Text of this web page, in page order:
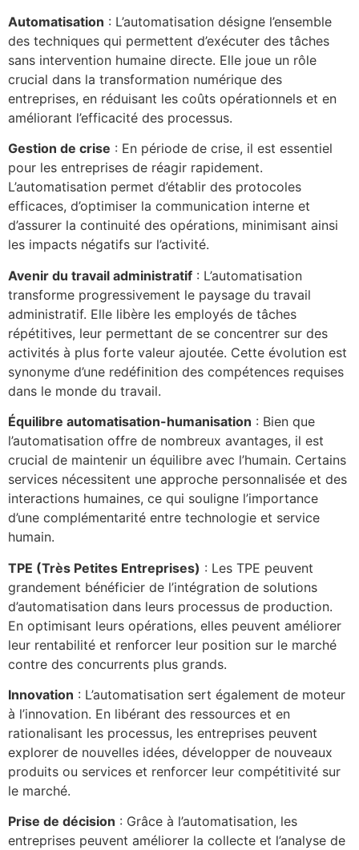
Automatisation : L’automatisation désigne l’ensemble
des techniques qui permettent d’exécuter des tâches
sans intervention humaine directe. Elle joue un rôle
crucial dans la transformation numérique des
entreprises, en réduisant les coûts opérationnels et en
améliorant l’efficacité des processus.
Gestion de crise : En période de crise, il est essentiel
pour les entreprises de réagir rapidement.
L’automatisation permet d’établir des protocoles
efficaces, d’optimiser la communication interne et
d’assurer la continuité des opérations, minimisant ainsi
les impacts négatifs sur l’activité.
Avenir du travail administratif : L’automatisation
transforme progressivement le paysage du travail
administratif. Elle libère les employés de tâches
répétitives, leur permettant de se concentrer sur des
activités à plus forte valeur ajoutée. Cette évolution est
synonyme d’une redéfinition des compétences requises
dans le monde du travail.
Équilibre automatisation-humanisation : Bien que
l’automatisation offre de nombreux avantages, il est
crucial de maintenir un équilibre avec l’humain. Certains
services nécessitent une approche personnalisée et des
interactions humaines, ce qui souligne l’importance
d’une complémentarité entre technologie et service
humain.
TPE (Très Petites Entreprises) : Les TPE peuvent
grandement bénéficier de l’intégration de solutions
d’automatisation dans leurs processus de production.
En optimisant leurs opérations, elles peuvent améliorer
leur rentabilité et renforcer leur position sur le marché
contre des concurrents plus grands.
Innovation : L’automatisation sert également de moteur
à l’innovation. En libérant des ressources et en
rationalisant les processus, les entreprises peuvent
explorer de nouvelles idées, développer de nouveaux
produits ou services et renforcer leur compétitivité sur
le marché.
Prise de décision : Grâce à l’automatisation, les
entreprises peuvent améliorer la collecte et l’analyse de